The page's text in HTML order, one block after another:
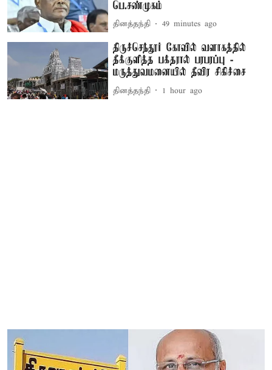
பெ.சண்முகம்
தினத்தந்தி 49 minutes ago
திருச்செந்தூர் கோவில் வளாகத்தில்
தீக்குளித்த பக்தரால் பரபரப்பு -
மருத்துவமனையில் தீவிர சிகிச்சை
தினத்தந்தி 1 hour ago